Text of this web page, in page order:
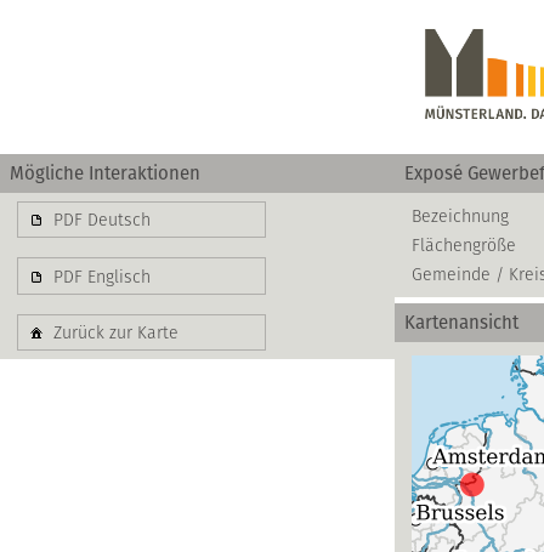
basierend auf
Mögliche Interaktionen
PDF Deutsch
PDF Englisch
Zurück zur Karte
Exposé
Bezeichnung
Flächengröße
Gemeinde /
Kartenansicht